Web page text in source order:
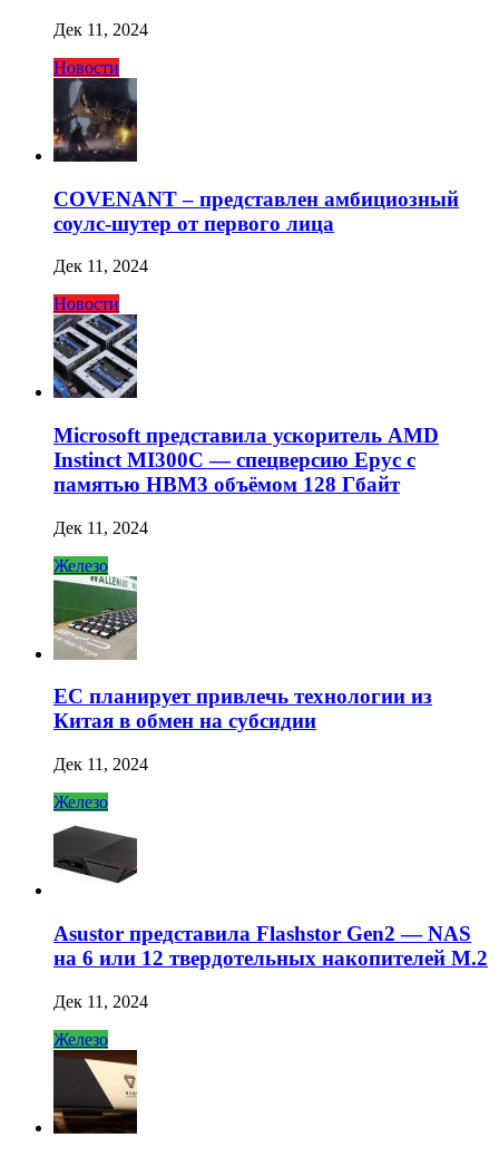
Дек 11, 2024
Новости
COVENANT – представлен амбициозный
соулс-шутер от первого лица
Дек 11, 2024
Новости
Microsoft представила ускоритель AMD
Instinct MI300C — спецверсию Epyc с
памятью HBM3 объёмом 128 Гбайт
Дек 11, 2024
Железо
ЕС планирует привлечь технологии из
Китая в обмен на субсидии
Дек 11, 2024
Железо
Asustor представила Flashstor Gen2 — NAS
на 6 или 12 твердотельных накопителей M.2
Дек 11, 2024
Железо